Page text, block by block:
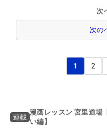
次
次の
1 2
連載
漫画レッスン 宮里道場
い編】